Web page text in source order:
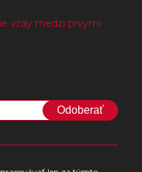
vždy medzi prvými
Odoberať